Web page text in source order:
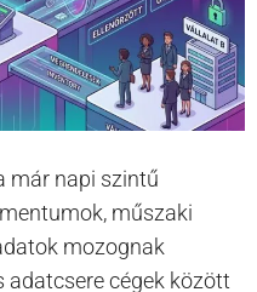
már napi szintű
műszaki
mozognak
cégek között